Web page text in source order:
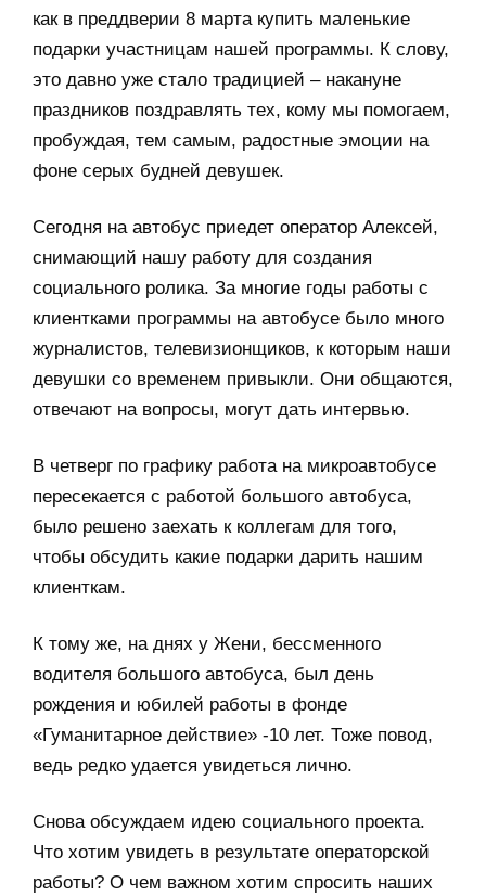
как в преддверии 8 марта купить маленькие
подарки участницам нашей программы. К слову,
это давно уже стало традицией – накануне
праздников поздравлять тех, кому мы помогаем,
пробуждая, тем самым, радостные эмоции на
фоне серых будней девушек.
Сегодня на автобус приедет оператор Алексей,
снимающий нашу работу для создания
социального ролика. За многие годы работы с
клиентками программы на автобусе было много
журналистов, телевизионщиков, к которым наши
девушки со временем привыкли. Они общаются,
отвечают на вопросы, могут дать интервью.
В четверг по графику работа на микроавтобусе
пересекается с работой большого автобуса,
было решено заехать к коллегам для того,
чтобы обсудить какие подарки дарить нашим
клиенткам.
К тому же, на днях у Жени, бессменного
водителя большого автобуса, был день
рождения и юбилей работы в фонде
«Гуманитарное действие» -10 лет. Тоже повод,
ведь редко удается увидеться лично.
Снова обсуждаем идею социального проекта.
Что хотим увидеть в результате операторской
работы? О чем важном хотим спросить наших